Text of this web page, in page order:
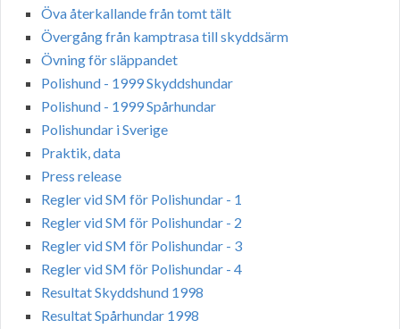
Öva återkallande från tomt tält
Övergång från kamptrasa till skyddsärm
Övning för släppandet
Polishund - 1999 Skyddshundar
Polishund - 1999 Spårhundar
Polishundar i Sverige
Praktik, data
Press release
Regler vid SM för Polishundar - 1
Regler vid SM för Polishundar - 2
Regler vid SM för Polishundar - 3
Regler vid SM för Polishundar - 4
Resultat Skyddshund 1998
Resultat Spårhundar 1998